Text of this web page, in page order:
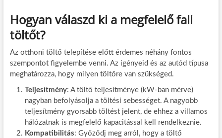
Hogyan válaszd ki a megfelelő fali
töltőt?
Az otthoni töltő telepítése előtt érdemes néhány fontos
szempontot figyelembe venni. Az igényeid és az autód típusa
meghatározza, hogy milyen töltőre van szükséged.
Teljesítmény: A töltő teljesítménye (kW-ban mérve)
nagyban befolyásolja a töltési sebességet. A nagyobb
teljesítmény gyorsabb töltést jelent, de ehhez a villamos
hálózatnak is megfelelő kapacitással kell rendelkeznie.
Kompatibilitás: Győződj meg arról, hogy a töltő